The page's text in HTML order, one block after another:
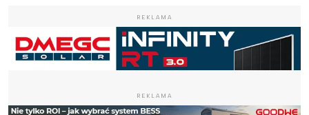
REKLAMA
REKLAMA